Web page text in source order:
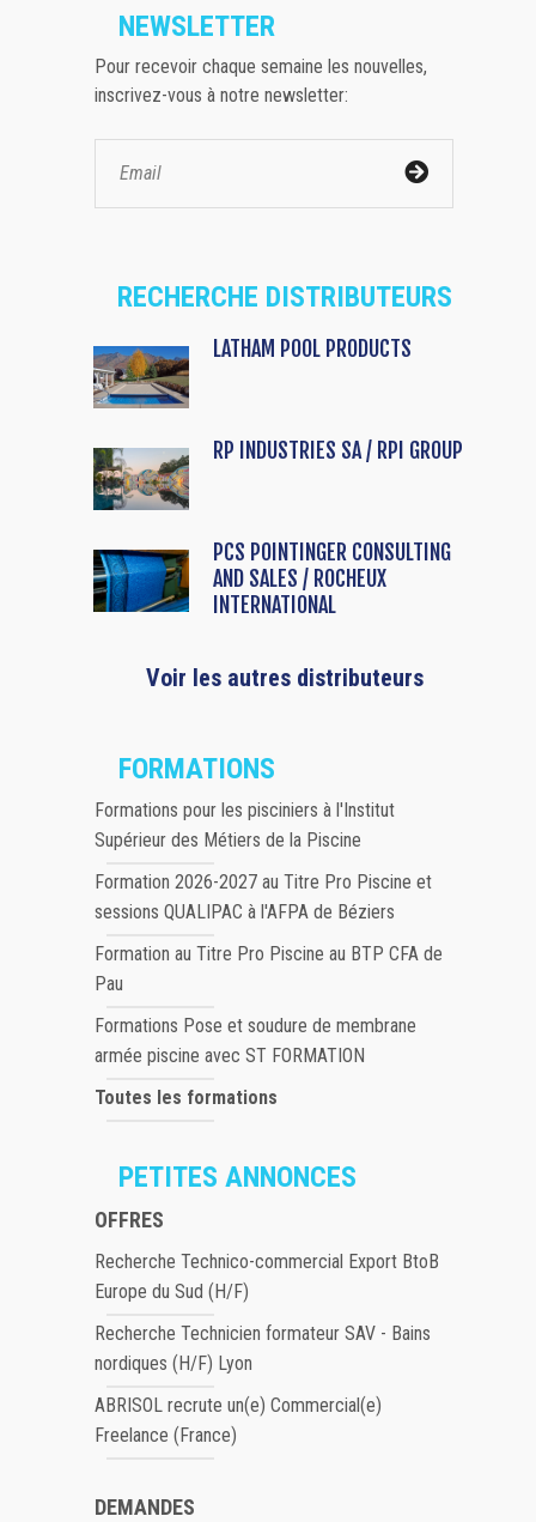
NEWSLETTER
Pour recevoir chaque semaine les nouvelles,
inscrivez-vous à notre newsletter:
RECHERCHE DISTRIBUTEURS
LATHAM POOL PRODUCTS
RP INDUSTRIES SA / RPI GROUP
PCS POINTINGER CONSULTING
AND SALES / ROCHEUX
INTERNATIONAL
Voir les autres distributeurs
FORMATIONS
Formations pour les pisciniers à l'Institut
Supérieur des Métiers de la Piscine
Formation 2026-2027 au Titre Pro Piscine et
sessions QUALIPAC à l'AFPA de Béziers
Formation au Titre Pro Piscine au BTP CFA de
Pau
Formations Pose et soudure de membrane
armée piscine avec ST FORMATION
Toutes les formations
PETITES ANNONCES
OFFRES
Recherche Technico-commercial Export BtoB
Europe du Sud (H/F)
Recherche Technicien formateur SAV - Bains
nordiques (H/F) Lyon
ABRISOL recrute un(e) Commercial(e)
Freelance (France)
DEMANDES